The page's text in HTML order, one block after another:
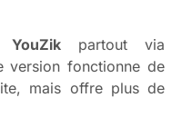
YouZikpartout via
version fonctionne de
mais offre plus de